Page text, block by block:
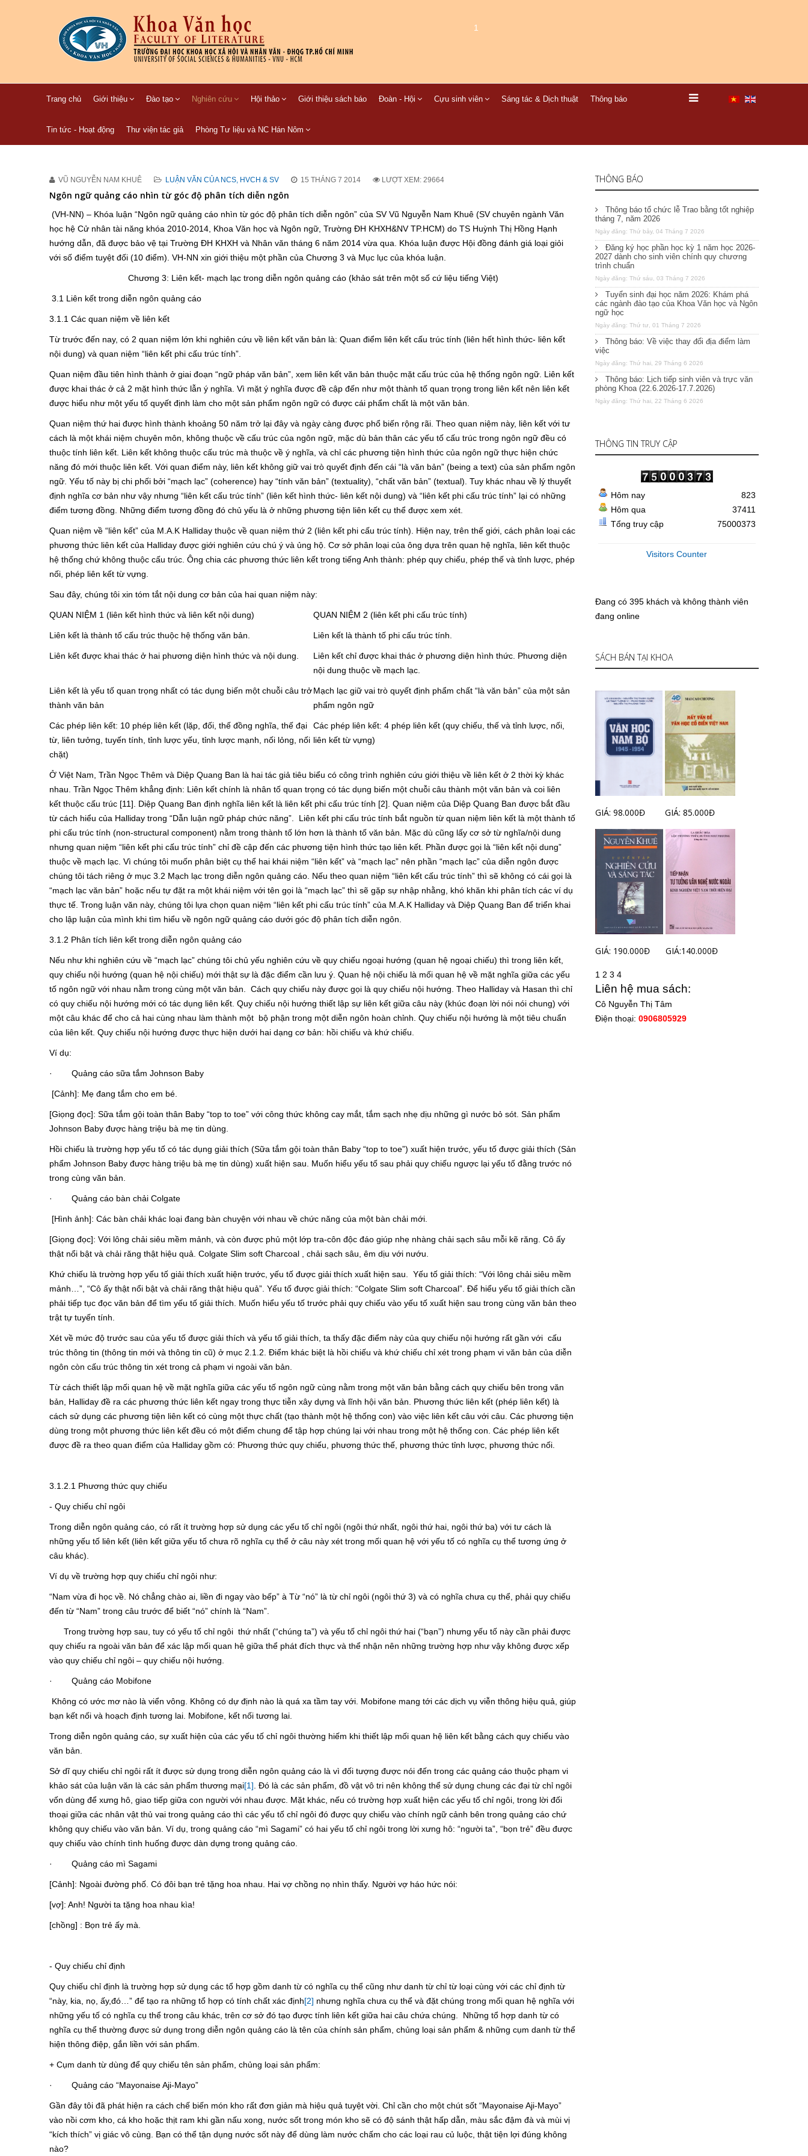
1
Trang chủ Giới thiệu Đào tạo Nghiên cứu Hội thảo Giới thiệu sách báo Đoàn - Hội Cựu sinh viên Sáng tác & Dịch thuật Thông báo
Tin tức - Hoạt động Thư viện tác giả Phòng Tư liệu và NC Hán Nôm
VŨ NGUYỄN NAM KHUÊ LUẬN VĂN CỦA NCS, HVCH & SV 15 THÁNG 7 2014 LƯỢT XEM: 29664
Ngôn ngữ quảng cáo nhìn từ góc độ phân tích diễn ngôn
(VH-NN) – Khóa luận “Ngôn ngữ quảng cáo nhìn từ góc độ phân tích diễn ngôn” của SV Vũ Nguyễn Nam Khuê (SV chuyên ngành Văn
học hệ Cử nhân tài năng khóa 2010-2014, Khoa Văn học và Ngôn ngữ, Trường ĐH KHXH&NV TP.HCM) do TS Huỳnh Thị Hồng Hạnh
hướng dẫn, đã được bảo vệ tại Trường ĐH KHXH và Nhân văn tháng 6 năm 2014 vừa qua. Khóa luận được Hội đồng đánh giá loại giỏi
với số điểm tuyệt đối (10 điểm). VH-NN xin giới thiệu một phần của Chương 3 và Mục lục của khóa luận.
Chương 3: Liên kết- mạch lạc trong diễn ngôn quảng cáo (khảo sát trên một số cứ liệu tiếng Việt)
3.1 Liên kết trong diễn ngôn quảng cáo
3.1.1 Các quan niệm về liên kết
Từ trước đến nay, có 2 quan niệm lớn khi nghiên cứu về liên kết văn bản là: Quan điểm liên kết cấu trúc tính (liên hết hình thức- liên kết
nội dung) và quan niệm “liên kết phi cấu trúc tính”.
Quan niệm đầu tiên hình thành ở giai đoạn “ngữ pháp văn bản”, xem liên kết văn bản thuộc mặt cấu trúc của hệ thống ngôn ngữ. Liên kết
được khai thác ở cả 2 mặt hình thức lẫn ý nghĩa. Vì mặt ý nghĩa được đề cập đến như một thành tố quan trọng trong liên kết nên liên kết
được hiểu như một yếu tố quyết định làm cho một sản phẩm ngôn ngữ có được cái phẩm chất là một văn bản.
Quan niệm thứ hai được hình thành khoảng 50 năm trở lại đây và ngày càng được phổ biến rộng rãi. Theo quan niệm này, liên kết với tư
cách là một khái niệm chuyên môn, không thuộc về cấu trúc của ngôn ngữ, mặc dù bản thân các yếu tố cấu trúc trong ngôn ngữ đều có
thuộc tính liên kết. Liên kết không thuộc cấu trúc mà thuộc về ý nghĩa, và chỉ các phương tiện hình thức của ngôn ngữ thực hiện chức
năng đó mới thuộc liên kết. Với quan điểm này, liên kết không giữ vai trò quyết định đến cái “là văn bản” (being a text) của sản phẩm ngôn
ngữ. Yếu tố này bị chi phối bởi “mạch lạc” (coherence) hay “tính văn bản” (textuality), “chất văn bản” (textual). Tuy khác nhau về lý thuyết
định nghĩa cơ bản như vậy nhưng “liên kết cấu trúc tính” (liên kết hình thức- liên kết nội dung) và “liên kết phi cấu trúc tính” lại có những
điểm tương đồng. Những điểm tương đồng đó chủ yếu là ở những phương tiện liên kết cụ thể được xem xét.
Quan niệm về “liên kết” của M.A.K Halliday thuộc về quan niệm thứ 2 (liên kết phi cấu trúc tính). Hiện nay, trên thế giới, cách phân loại các
phương thức liên kết của Halliday được giới nghiên cứu chú ý và ủng hộ. Cơ sở phân loại của ông dựa trên quan hệ nghĩa, liên kết thuộc
hệ thống chứ không thuộc cấu trúc. Ông chia các phương thức liên kết trong tiếng Anh thành: phép quy chiếu, phép thế và tỉnh lược, phép
nối, phép liên kết từ vựng.
Sau đây, chúng tôi xin tóm tắt nội dung cơ bản của hai quan niệm này:
QUAN NIỆM 1 (liên kết hình thức và liên kết nội dung) QUAN NIỆM 2 (liên kết phi cấu trúc tính)
Liên kết là thành tố cấu trúc thuộc hệ thống văn bản. Liên kết là thành tố phi cấu trúc tính.
Liên kết được khai thác ở hai phương diện hình thức và nội dung.
Liên kết chỉ được khai thác ở phương diện hình thức. Phương diện
nội dung thuộc về mạch lạc.
Liên kết là yếu tố quan trọng nhất có tác dụng biến một chuỗi câu trở
thành văn bản
Mạch lạc giữ vai trò quyết định phẩm chất “là văn bản” của một sản
phẩm ngôn ngữ
Các phép liên kết: 10 phép liên kết (lặp, đối, thế đồng nghĩa, thế đại
từ, liên tưởng, tuyến tính, tỉnh lược yếu, tỉnh lược mạnh, nối lỏng, nối
chặt)
Các phép liên kết: 4 phép liên kết (quy chiếu, thế và tỉnh lược, nối,
liên kết từ vựng)
Ở Việt Nam, Trần Ngọc Thêm và Diệp Quang Ban là hai tác giả tiêu biểu có công trình nghiên cứu giới thiệu về liên kết ở 2 thời kỳ khác
nhau. Trần Ngọc Thêm khẳng định: Liên kết chính là nhân tố quan trọng có tác dụng biến một chuỗi câu thành một văn bản và coi liên
kết thuộc cấu trúc [11]. Diệp Quang Ban định nghĩa liên kết là liên kết phi cấu trúc tính [2]. Quan niệm của Diệp Quang Ban được bắt đầu
từ cách hiểu của Halliday trong “Dẫn luận ngữ pháp chức năng”. Liên kết phi cấu trúc tính bắt nguồn từ quan niệm liên kết là một thành tố
phi cấu trúc tính (non-structural component) nằm trong thành tố lớn hơn là thành tố văn bản. Mặc dù cũng lấy cơ sở từ nghĩa/nội dung
nhưng quan niệm “liên kết phi cấu trúc tính” chỉ đề cập đến các phương tiện hình thức tạo liên kết. Phần được gọi là “liên kết nội dung”
thuộc về mạch lạc. Vì chúng tôi muốn phân biệt cụ thể hai khái niệm “liên kết” và “mạch lạc” nên phần “mạch lạc” của diễn ngôn được
chúng tôi tách riêng ở mục 3.2 Mạch lạc trong diễn ngôn quảng cáo. Nếu theo quan niệm “liên kết cấu trúc tính” thì sẽ không có cái gọi là
“mạch lạc văn bản” hoặc nếu tự đặt ra một khái niệm với tên gọi là “mạch lạc” thì sẽ gặp sự nhập nhằng, khó khăn khi phân tích các ví dụ
thực tế. Trong luận văn này, chúng tôi lựa chọn quan niệm “liên kết phi cấu trúc tính” của M.A.K Halliday và Diệp Quang Ban để triển khai
cho lập luận của mình khi tìm hiểu về ngôn ngữ quảng cáo dưới góc độ phân tích diễn ngôn.
3.1.2 Phân tích liên kết trong diễn ngôn quảng cáo
Nếu như khi nghiên cứu về “mạch lạc” chúng tôi chủ yếu nghiên cứu về quy chiếu ngoại hướng (quan hệ ngoại chiếu) thì trong liên kết,
quy chiếu nội hướng (quan hệ nội chiếu) mới thật sự là đặc điểm cần lưu ý. Quan hệ nội chiếu là mối quan hệ về mặt nghĩa giữa các yếu
tố ngôn ngữ với nhau nằm trong cùng một văn bản. Cách quy chiếu này được gọi là quy chiếu nội hướng. Theo Halliday và Hasan thì chỉ
có quy chiếu nội hướng mới có tác dụng liên kết. Quy chiếu nội hướng thiết lập sự liên kết giữa câu này (khúc đoạn lời nói nói chung) với
một câu khác để cho cả hai cùng nhau làm thành một bộ phận trong một diễn ngôn hoàn chỉnh. Quy chiếu nội hướng là một tiêu chuẩn
của liên kết. Quy chiếu nội hướng được thực hiện dưới hai dạng cơ bản: hồi chiếu và khứ chiếu.
Ví dụ:
· Quảng cáo sữa tắm Johnson Baby
[Cảnh]: Mẹ đang tắm cho em bé.
[Giọng đọc]: Sữa tắm gội toàn thân Baby “top to toe” với công thức không cay mắt, tắm sạch nhẹ dịu những gì nước bỏ sót. Sản phẩm
Johnson Baby được hàng triệu bà mẹ tin dùng.
Hồi chiếu là trường hợp yếu tố có tác dụng giải thích (Sữa tắm gội toàn thân Baby “top to toe”) xuất hiện trước, yếu tố được giải thích (Sản
phẩm Johnson Baby được hàng triệu bà mẹ tin dùng) xuất hiện sau. Muốn hiểu yếu tố sau phải quy chiếu ngược lại yếu tố đằng trước nó
trong cùng văn bản.
· Quảng cáo bàn chải Colgate
[Hình ảnh]: Các bàn chải khác loại đang bàn chuyện với nhau về chức năng của một bàn chải mới.
[Giọng đọc]: Với lông chải siêu mềm mảnh, và còn được phủ một lớp tra-côn độc đáo giúp nhẹ nhàng chải sạch sâu mỗi kẽ răng. Cô ấy
thật nổi bật và chải răng thật hiệu quả. Colgate Slim soft Charcoal , chải sạch sâu, êm dịu với nướu.
Khứ chiếu là trường hợp yếu tố giải thích xuất hiện trước, yếu tố được giải thích xuất hiện sau. Yếu tố giải thích: “Với lông chải siêu mềm
mảnh…”, “Cô ấy thật nổi bật và chải răng thật hiệu quả”. Yếu tố được giải thích: “Colgate Slim soft Charcoal”. Để hiểu yếu tố giải thích cần
phải tiếp tục đọc văn bản để tìm yếu tố giải thích. Muốn hiểu yếu tố trước phải quy chiếu vào yếu tố xuất hiện sau trong cùng văn bản theo
trật tự tuyến tính.
Xét về mức độ trước sau của yếu tố được giải thích và yếu tố giải thích, ta thấy đặc điểm này của quy chiếu nội hướng rất gần với cấu
trúc thông tin (thông tin mới và thông tin cũ) ở mục 2.1.2. Điểm khác biệt là hồi chiếu và khứ chiếu chỉ xét trong phạm vi văn bản của diễn
ngôn còn cấu trúc thông tin xét trong cả phạm vi ngoài văn bản.
Từ cách thiết lập mối quan hệ về mặt nghĩa giữa các yếu tố ngôn ngữ cùng nằm trong một văn bản bằng cách quy chiếu bên trong văn
bản, Halliday đề ra các phương thức liên kết ngay trong thực tiễn xây dựng và lĩnh hội văn bản. Phương thức liên kết (phép liên kết) là
cách sử dụng các phương tiện liên kết có cùng một thực chất (tạo thành một hệ thống con) vào việc liên kết câu với câu. Các phương tiện
dùng trong một phương thức liên kết đều có một điểm chung để tập hợp chúng lại với nhau trong một hệ thống con. Các phép liên kết
được đề ra theo quan điểm của Halliday gồm có: Phương thức quy chiếu, phương thức thế, phương thức tỉnh lược, phương thức nối.
3.1.2.1 Phương thức quy chiếu
- Quy chiếu chỉ ngôi
Trong diễn ngôn quảng cáo, có rất ít trường hợp sử dụng các yếu tố chỉ ngôi (ngôi thứ nhất, ngôi thứ hai, ngôi thứ ba) với tư cách là
những yếu tố liên kết (liên kết giữa yếu tố chưa rõ nghĩa cụ thể ở câu này xét trong mối quan hệ với yếu tố có nghĩa cụ thể tương ứng ở
câu khác).
Ví dụ về trường hợp quy chiếu chỉ ngôi như:
“Nam vừa đi học về. Nó chẳng chào ai, liền đi ngay vào bếp” à Từ “nó” là từ chỉ ngôi (ngôi thứ 3) và có nghĩa chưa cụ thể, phải quy chiếu
đến từ “Nam” trong câu trước để biết “nó” chính là “Nam”.
Trong trường hợp sau, tuy có yếu tố chỉ ngôi thứ nhất (“chúng ta”) và yếu tố chỉ ngôi thứ hai (“bạn”) nhưng yếu tố này cần phải được
quy chiếu ra ngoài văn bản để xác lập mối quan hệ giữa thể phát đích thực và thể nhận nên những trường hợp như vậy không được xếp
vào quy chiếu chỉ ngôi – quy chiếu nội hướng.
· Quảng cáo Mobifone
Không có ước mơ nào là viển vông. Không có dự định nào là quá xa tầm tay với. Mobifone mang tới các dịch vụ viễn thông hiệu quả, giúp
bạn kết nối và hoạch định tương lai. Mobifone, kết nối tương lai.
Trong diễn ngôn quảng cáo, sự xuất hiện của các yếu tố chỉ ngôi thường hiếm khi thiết lập mối quan hệ liên kết bằng cách quy chiếu vào
văn bản.
Sở dĩ quy chiếu chỉ ngôi rất ít được sử dụng trong diễn ngôn quảng cáo là vì đối tượng được nói đến trong các quảng cáo thuộc phạm vi
khảo sát của luận văn là các sản phẩm thương mại[1] . Đó là các sản phẩm, đồ vật vô tri nên không thể sử dụng chung các đại từ chỉ ngôi
vốn dùng để xưng hô, giao tiếp giữa con người với nhau được. Mặt khác, nếu có trường hợp xuất hiện các yếu tố chỉ ngôi, trong lời đối
thoại giữa các nhân vật thủ vai trong quảng cáo thì các yếu tố chỉ ngôi đó được quy chiếu vào chính ngữ cảnh bên trong quảng cáo chứ
không quy chiếu vào văn bản. Ví dụ, trong quảng cáo “mì Sagami” có hai yếu tố chỉ ngôi trong lời xưng hô: “người ta”, “bọn trẻ” đều được
quy chiếu vào chính tình huống được dàn dựng trong quảng cáo.
· Quảng cáo mì Sagami
[Cảnh]: Ngoài đường phố. Có đôi bạn trẻ tặng hoa nhau. Hai vợ chồng nọ nhìn thấy. Người vợ háo hức nói:
[vợ]: Anh! Người ta tặng hoa nhau kìa!
[chồng] : Bọn trẻ ấy mà.
- Quy chiếu chỉ định
Quy chiếu chỉ định là trường hợp sử dụng các tổ hợp gồm danh từ có nghĩa cụ thể cũng như danh từ chỉ từ loại cùng với các chỉ định từ
“này, kia, nọ, ấy,đó…” để tạo ra những tổ hợp có tính chất xác định[2] nhưng nghĩa chưa cụ thể và đặt chúng trong mối quan hệ nghĩa với
những yếu tố có nghĩa cụ thể trong câu khác, trên cơ sở đó tạo được tính liên kết giữa hai câu chứa chúng. Những tổ hợp danh từ có
nghĩa cụ thể thường được sử dụng trong diễn ngôn quảng cáo là tên của chính sản phẩm, chủng loại sản phẩm & những cụm danh từ thể
hiện thông điệp, gắn liền với sản phẩm.
+ Cụm danh từ dùng để quy chiếu tên sản phẩm, chủng loại sản phẩm:
· Quảng cáo “Mayonaise Aji-Mayo”
Gần đây tôi đã phát hiện ra cách chế biến món kho rất đơn giản mà hiệu quả tuyệt vời. Chỉ cần cho một chút sốt “Mayonaise Aji-Mayo”
vào nồi cơm kho, cá kho hoặc thịt ram khi gần nấu xong, nước sốt trong món kho sẽ có độ sánh thật hấp dẫn, màu sắc đậm đà và mùi vị
“kích thích” vị giác vô cùng. Bạn có thể tận dụng nước sốt này để dùng làm nước chấm cho các loại rau củ luộc, thật tiện lợi đúng không
nào?
THÔNG BÁO
Thông báo tổ chức lễ Trao bằng tốt nghiệp
tháng 7, năm 2026
Ngày đăng: Thứ bảy, 04 Tháng 7 2026
Đăng ký học phần học kỳ 1 năm học 2026-
2027 dành cho sinh viên chính quy chương
trình chuẩn
Ngày đăng: Thứ sáu, 03 Tháng 7 2026
Tuyển sinh đại học năm 2026: Khám phá
các ngành đào tạo của Khoa Văn học và Ngôn
ngữ học
Ngày đăng: Thứ tư, 01 Tháng 7 2026
Thông báo: Về việc thay đổi địa điểm làm
việc
Ngày đăng: Thứ hai, 29 Tháng 6 2026
Thông báo: Lịch tiếp sinh viên và trực văn
phòng Khoa (22.6.2026-17.7.2026)
Ngày đăng: Thứ hai, 22 Tháng 6 2026
THÔNG TIN TRUY CẬP
Hôm nay
Hôm qua
Tổng truy cập
823
37411
75000373
Visitors Counter
Đang có 395 khách và không thành viên
đang online
SÁCH BÁN TẠI KHOA
GIÁ: 98.000Đ GIÁ: 85.000Đ
GIÁ: 190.000Đ GIÁ:140.000Đ
1 2 3 4
Liên hệ mua sách:
Cô Nguyễn Thị Tâm
Điện thoại: 0906805929